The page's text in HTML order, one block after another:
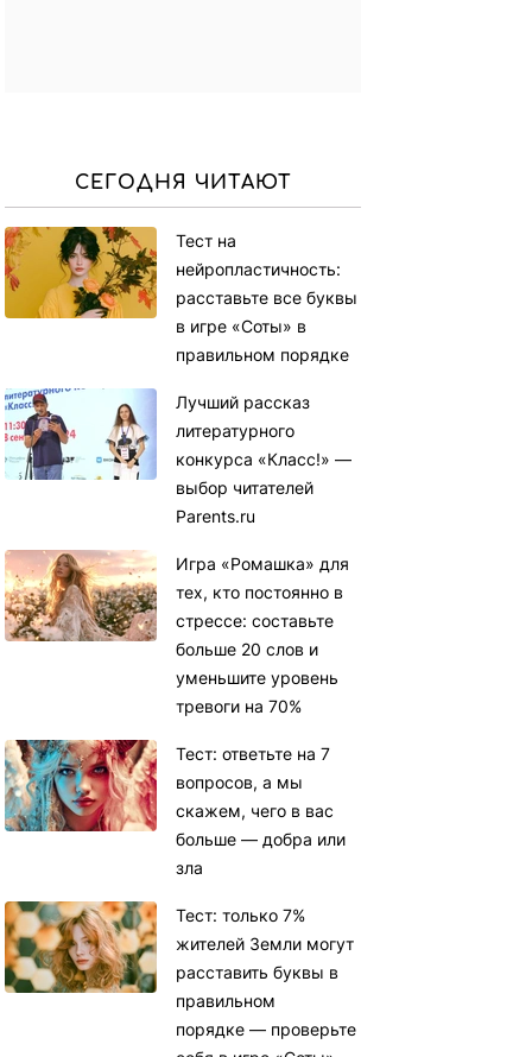
СЕГОДНЯ ЧИТАЮТ
Тест на
нейропластичность:
расставьте все буквы
в игре «Соты» в
правильном порядке
Лучший рассказ
литературного
конкурса «Класс!» —
выбор читателей
Parents.ru
Игра «Ромашка» для
тех, кто постоянно в
стрессе: составьте
больше 20 слов и
уменьшите уровень
тревоги на 70%
Тест: ответьте на 7
вопросов, а мы
скажем, чего в вас
больше — добра или
зла
Тест: только 7%
жителей Земли могут
расставить буквы в
правильном
порядке — проверьте